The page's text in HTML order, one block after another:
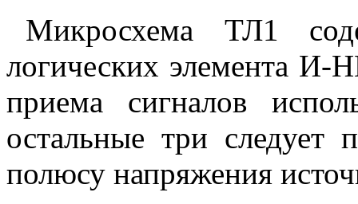
Микросхема ТЛ1
логических элемента
приема сигналов
остальные три следует
полюсу напряжения